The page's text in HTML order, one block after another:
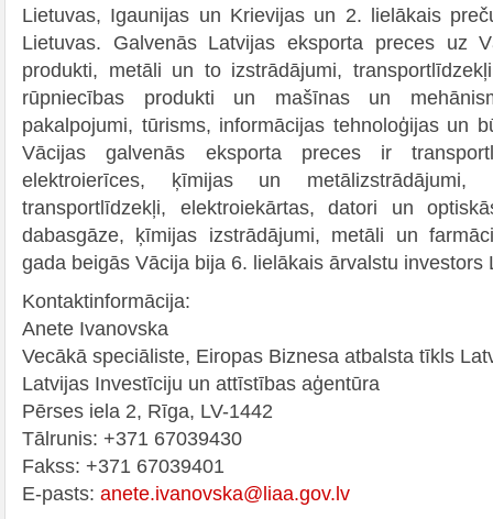
Lietuvas, Igaunijas un Krievijas un 2. lielākais
Lietuvas. Galvenās Latvijas eksporta preces uz
produkti, metāli un to izstrādājumi,
rūpniecības produkti un mašīnas un
pakalpojumi, tūrisms, informācijas tehnoloģijas un
Vācijas galvenās eksporta preces ir
elektroierīces, ķīmijas un
transportlīdzekļi, elektroiekārtas, datori un
dabasgāze, ķīmijas izstrādājumi, metāli un
gada beigās Vācija bija 6. lielākais ārvalstu investors
Kontaktinformācija:
Anete Ivanovska
Vecākā speciāliste, Eiropas Biznesa atbalsta tīkls
Latvijas Investīciju un attīstības aģentūra
Pērses iela 2, Rīga, LV-1442
Tālrunis: +371 67039430
Fakss: +371 67039401
E-pasts: anete.ivanovska@liaa.gov.lv